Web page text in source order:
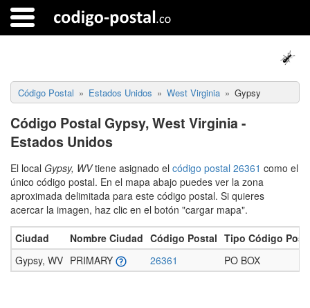
Código Postal Estados Unidos West Virginia Gypsy
Código Postal Gypsy, West Virginia -
Estados Unidos
El local Gypsy, WVtiene asignado el código postal 26361 como el
único código postal. En el mapa abajo puedes ver la zona
aproximada delimitada para este código postal. Si quieres
acercar la imagen, haz clic en el botón "cargar mapa".
Ciudad Nombre Ciudad Código Postal Tipo Código
Gypsy, WV PRIMARY 26361 PO BOX